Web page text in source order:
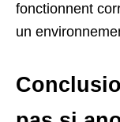
fonctionnent
un